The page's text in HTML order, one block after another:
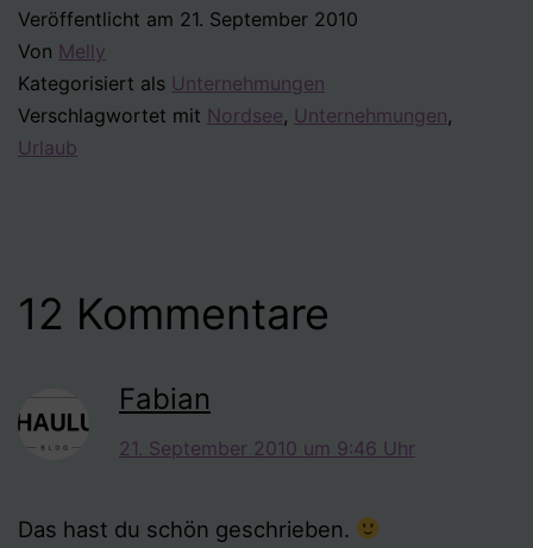
Veröffentlicht am 21. September 2010
Von Melly
Kategorisiert als Unternehmungen
Verschlagwortet mit Nordsee, Unternehmungen,
Urlaub
12 Kommentare
Fabian
21. September 2010 um 9:46 Uhr
Das hast du schön geschrieben.